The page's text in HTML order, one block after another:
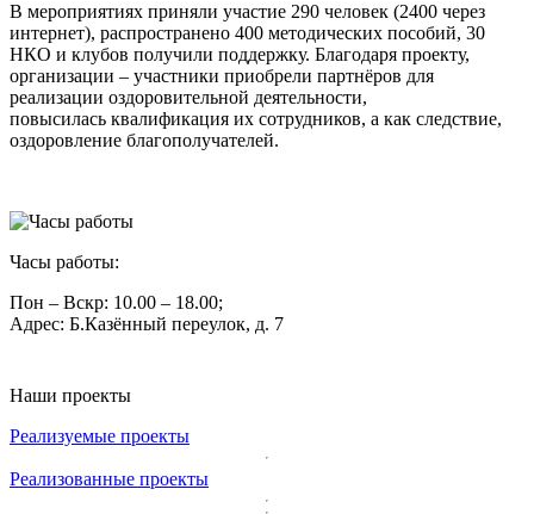
В мероприятиях приняли участие 290 человек (2400 через
интернет), распространено 400 методических пособий, 30
НКО и клубов получили поддержку. Благодаря проекту,
организации – участники приобрели партнёров для
реализации оздоровительной деятельности,
повысилась квалификация их сотрудников, а как следствие,
оздоровление благополучателей.
Часы работы:
Пон – Вскр: 10.00 – 18.00;
Адрес: Б.Казённый переулок, д. 7
Наши проекты
Реализуемые проекты
Реализованные проекты